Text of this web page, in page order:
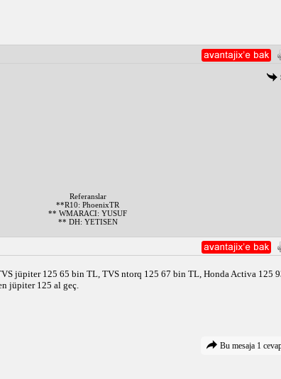
Referanslar
**R10: PhoenixTR
** WMARACI: YUSUF
** DH: YETISEN
jüpiter 125 65 bin TL, TVS ntorq 125 67 bin TL, Honda Activa 125
jüpiter 125 al geç.
Bu mesaja 1